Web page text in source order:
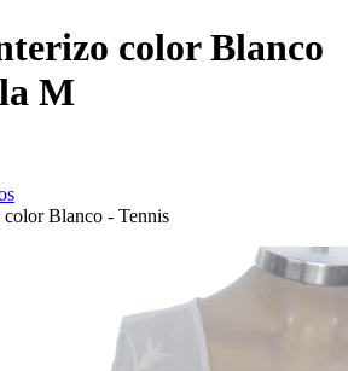
color Blanco
M
Blanco - Tennis